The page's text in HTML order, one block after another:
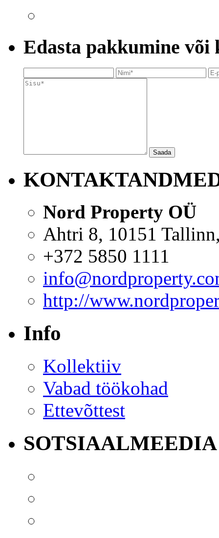
Edasta pakkumine või
Saada
Nord Property OÜ
Ahtri 8, 10151
+372 5850 1111
http://
Info
Kollektiiv
Vabad töökohad
Ettevõttest
SOTSIAALMEEDIA